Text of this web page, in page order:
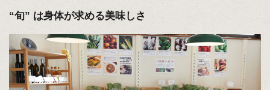
“旬” は身体が求める美味しさ